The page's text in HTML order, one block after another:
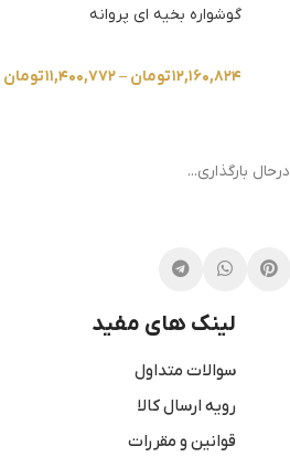
گوشواره بخیه ای پروانه
۱۲,۱۶۰,۸۲۴تومان –۱۱,۴۰۰,۷۷۲تومان
درحال بارگذاری...
لینک های مفید
سوالات متداول
رویه ارسال کالا
قوانین و مقررات